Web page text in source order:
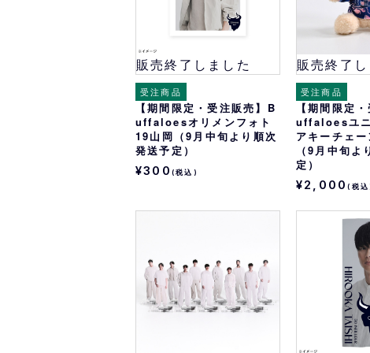
販売終了しました
受注商品
【期間限定・受注販売】B
uffaloesオリメンフォト
19山岡（9月中旬より順次
発送予定）
¥300 (税込)
販売終了
受注商品
【期間限定
uffaloesユ
アキーチェー
（9月中旬よ
定）
¥2,000(税込